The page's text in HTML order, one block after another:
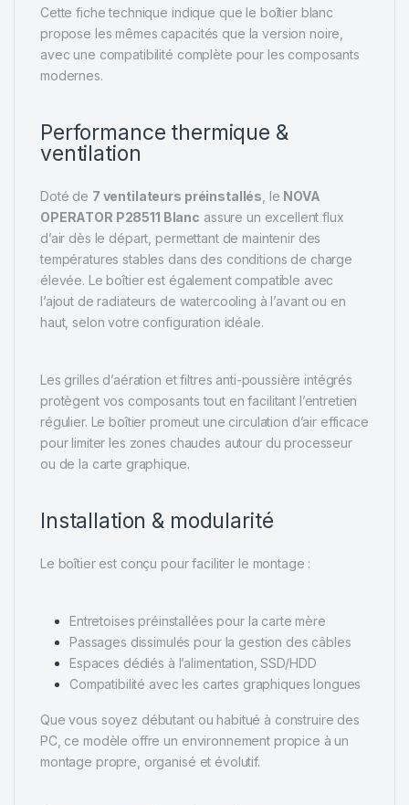
Cette fiche technique indique que le boîtier blanc
propose les mêmes capacités que la version noire,
avec une compatibilité complète pour les composants
modernes.
Performance thermique &
ventilation
Doté de 7 ventilateurs préinstallés, le NOVA
OPERATOR P28511 Blanc assure un excellent flux
d’air dès le départ, permettant de maintenir des
températures stables dans des conditions de charge
élevée. Le boîtier est également compatible avec
l’ajout de radiateurs de watercooling à l’avant ou en
haut, selon votre configuration idéale.
Les grilles d’aération et filtres anti-poussière intégrés
protègent vos composants tout en facilitant l’entretien
régulier. Le boîtier promeut une circulation d’air efficace
pour limiter les zones chaudes autour du processeur
ou de la carte graphique.
Installation & modularité
Le boîtier est conçu pour faciliter le montage :
Entretoises préinstallées pour la carte mère
Passages dissimulés pour la gestion des câbles
Espaces dédiés à l’alimentation, SSD/HDD
Compatibilité avec les cartes graphiques longues
Que vous soyez débutant ou habitué à construire des
PC, ce modèle offre un environnement propice à un
montage propre, organisé et évolutif.